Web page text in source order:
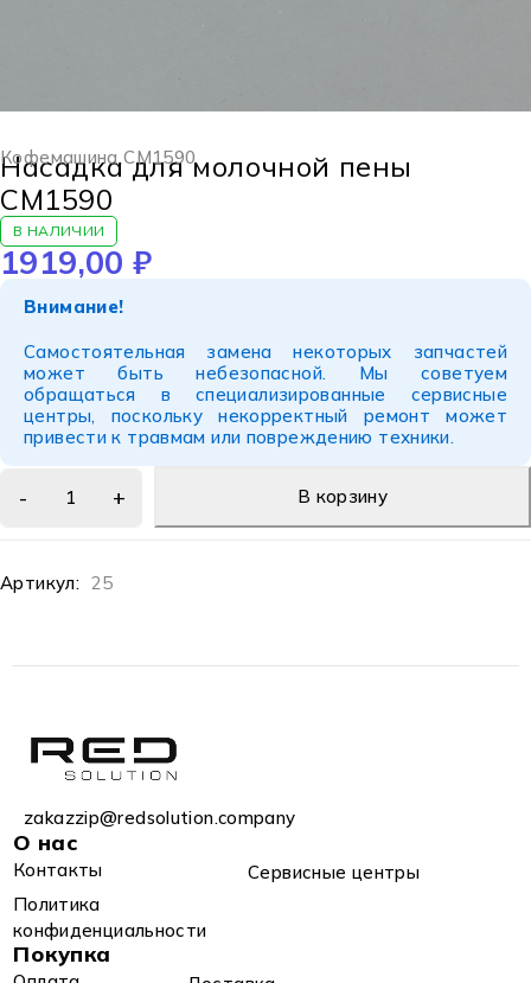
Кофемашина CM1590
Насадка для молочной пены
CM1590
В НАЛИЧИИ
1919,00 ₽
Внимание!
Самостоятельная замена некоторых запчастей
может быть небезопасной. Мы советуем
обращаться в специализированные сервисные
центры, поскольку некорректный ремонт может
привести к травмам или повреждению техники.
В корзину
Артикул: 25
zakazzip@redsolution.company
О нас
Контакты
Сервисные центры
Политика
конфиденциальности
Покупка